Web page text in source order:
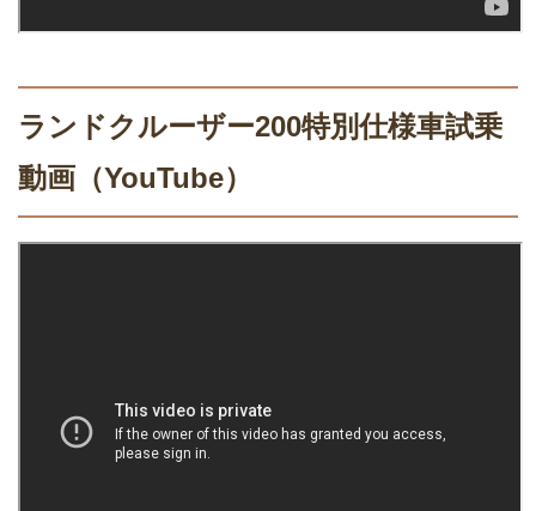
ランドクルーザー200特別仕様車試乗
動画（YouTube）